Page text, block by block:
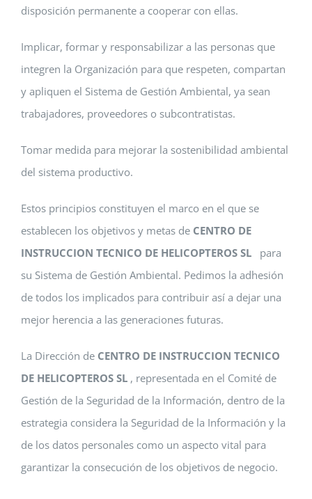
disposición permanente a cooperar con ellas.
Implicar, formar y responsabilizar a las personas que
integren la Organización para que respeten, compartan
y apliquen el Sistema de Gestión Ambiental, ya sean
trabajadores, proveedores o subcontratistas.
Tomar medida para mejorar la sostenibilidad ambiental
del sistema productivo.
Estos principios constituyen el marco en el que se
establecen los objetivos y metas de CENTRO DE
INSTRUCCION TECNICO DE HELICOPTEROS SL
para
su Sistema de Gestión Ambiental. Pedimos la adhesión
de todos los implicados para contribuir así a dejar una
mejor herencia a las generaciones futuras.
La Dirección de CENTRO DE INSTRUCCION TECNICO
DE HELICOPTEROS SL , representada en el Comité de
Gestión de la Seguridad de la Información, dentro de la
estrategia considera la Seguridad de la Información y la
de los datos personales como un aspecto vital para
garantizar la consecución de los objetivos de negocio.